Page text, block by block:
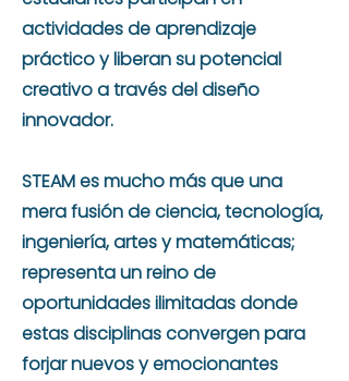
actividades de aprendizaje
práctico y liberan su potencial
creativo a través del diseño
innovador.
STEAM es mucho más que una
mera fusión de ciencia, tecnología,
ingeniería, artes y matemáticas;
representa un reino de
oportunidades ilimitadas donde
estas disciplinas convergen para
forjar nuevos y emocionantes